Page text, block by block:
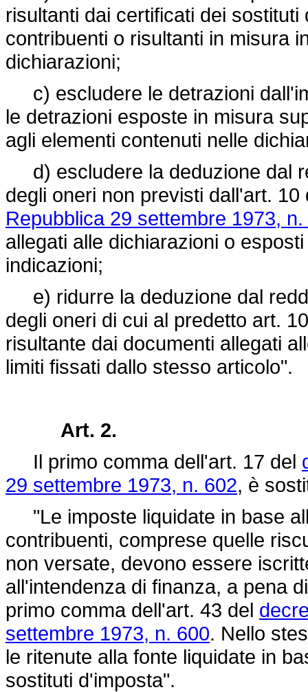
risultanti dai certificati dei
contribuenti o risultanti in misura
dichiarazioni;
c) escludere le detrazioni
le detrazioni esposte in misura
agli elementi contenuti nelle
d) escludere la deduzione dal
degli oneri non previsti dall'art.
Repubblica 29 settembre 1973,
allegati alle dichiarazioni o
indicazioni;
e) ridurre la deduzione dal
degli oneri di cui al predetto art.
risultante dai documenti allegati
limiti fissati dallo stesso articolo".
Art. 2.
Il primo comma dell'art. 17 del
29 settembre 1973, n. 602, è
"Le imposte liquidate in base
contribuenti, comprese quelle
non versate, devono essere
all'intendenza di finanza, a pena
primo comma dell'art. 43 del
settembre 1973, n. 600. Nello
le ritenute alla fonte liquidate in
sostituti d'imposta".